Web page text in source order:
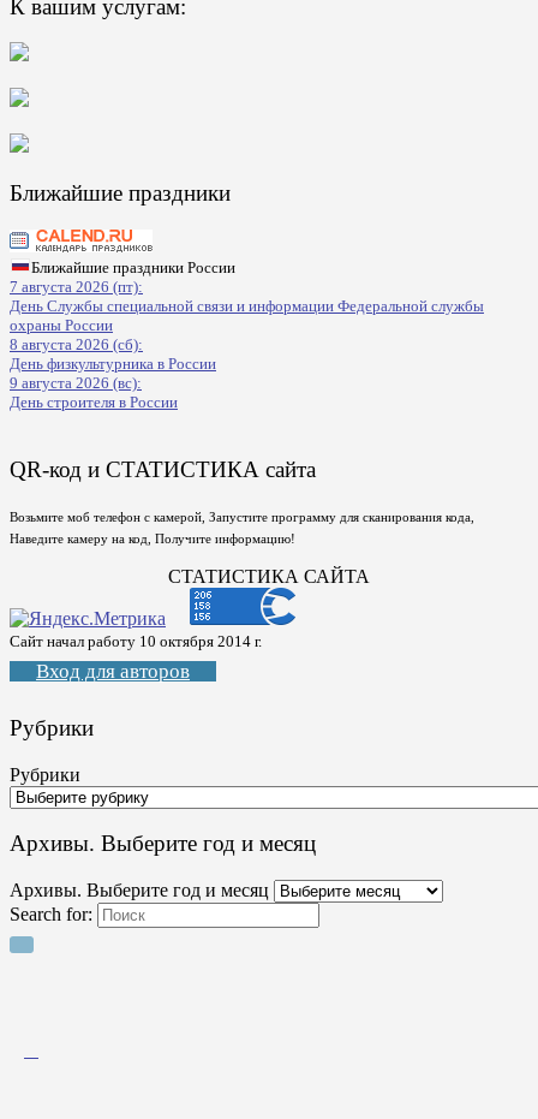
К вашим услугам:
Ближайшие праздники
Ближайшие праздники России
7 августа 2026 (пт):
День Службы специальной связи и информации Федеральной службы
охраны России
8 августа 2026 (сб):
День физкультурника в России
9 августа 2026 (вс):
День строителя в России
QR-код и СТАТИСТИКА сайта
Возьмите моб телефон с камерой, Запустите программу для сканирования кода,
Наведите камеру на код, Получите информацию!
СТАТИСТИКА САЙТА
Сайт начал работу 10 октября 2014 г.
Вход для авторов
Рубрики
Рубрики
Архивы. Выберите год и месяц
Архивы. Выберите год и месяц
Search for: